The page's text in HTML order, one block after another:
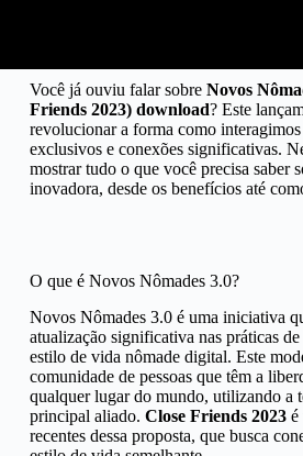
Você já ouviu falar sobre Novos
Friends 2023) download? Este
revolucionar a forma como
exclusivos e conexões significativas.
mostrar tudo o que você precisa saber
inovadora, desde os benefícios até
O que é Novos Nômades 3.0?
Novos Nômades 3.0 é uma iniciativa
atualização significativa nas práticas
estilo de vida nômade digital. Este
comunidade de pessoas que têm a
qualquer lugar do mundo, utilizando a
principal aliado. Close Friends 2023é
recentes dessa proposta, que busca